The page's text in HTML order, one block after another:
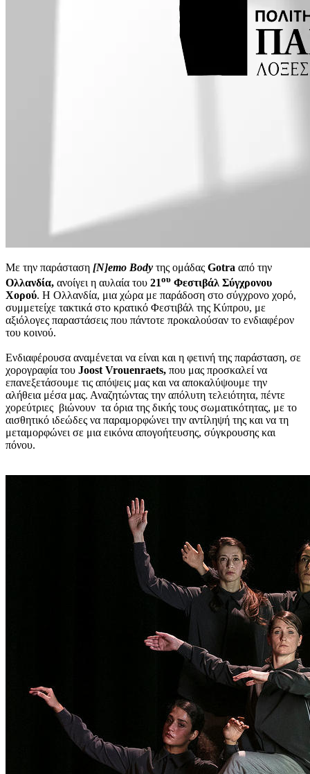
Με την παράσταση [N]emo Body της ομάδας Gotra από την
Ολλανδία, ανοίγει η αυλαία του 21ου Φεστιβάλ Σύγχρονου
Χορού. Η Ολλανδία, μια χώρα με παράδοση στο σύγχρονο χορό,
συμμετείχε τακτικά στο κρατικό Φεστιβάλ της Κύπρου, με
αξιόλογες παραστάσεις που πάντοτε προκαλούσαν το ενδιαφέρον
του κοινού.
Ενδιαφέρουσα αναμένεται να είναι και η φετινή της παράσταση, σε
χορογραφία του Joost Vrouenraets, που μας προσκαλεί να
επανεξετάσουμε τις απόψεις μας και να αποκαλύψουμε την
αλήθεια μέσα μας. Αναζητώντας την απόλυτη τελειότητα, πέντε
χορεύτριες βιώνουν τα όρια της δικής τους σωματικότητας, με το
αισθητικό ιδεώδες να παραμορφώνει την αντίληψή της και να τη
μεταμορφώνει σε μια εικόνα απογοήτευσης, σύγκρουσης και
πόνου.